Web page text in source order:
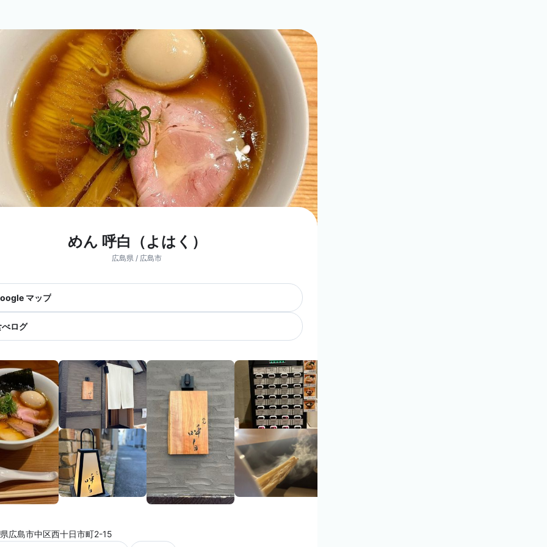
めん 呼白（よはく）
広島県 / 広島市
マップ
べログ
広島市中区西十日市町2-15